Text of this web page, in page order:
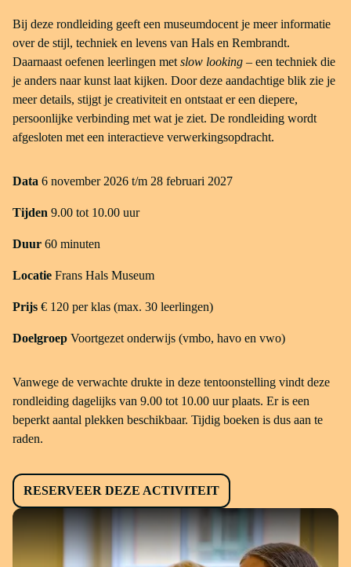
Bij deze rondleiding geeft een museumdocent je meer informatie
over de stijl, techniek en levens van Hals en Rembrandt.
Daarnaast oefenen leerlingen met slow looking – een techniek die
je anders naar kunst laat kijken. Door deze aandachtige blik zie je
meer details, stijgt je creativiteit en ontstaat er een diepere,
persoonlijke verbinding met wat je ziet. De rondleiding wordt
afgesloten met een interactieve verwerkingsopdracht.
Data 6 november 2026 t/m 28 februari 2027
Tijden 9.00 tot 10.00 uur
Duur 60 minuten
Locatie Frans Hals Museum
Prijs € 120 per klas (max. 30 leerlingen)
Doelgroep Voortgezet onderwijs (vmbo, havo en vwo)
Vanwege de verwachte drukte in deze tentoonstelling vindt deze
rondleiding dagelijks van 9.00 tot 10.00 uur plaats. Er is een
beperkt aantal plekken beschikbaar. Tijdig boeken is dus aan te
raden.
RESERVEER DEZE ACTIVITEIT